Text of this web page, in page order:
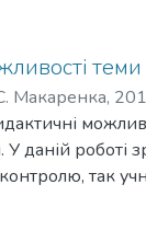
в
Макаренка,
Людмила
У даній роботі
так
статті